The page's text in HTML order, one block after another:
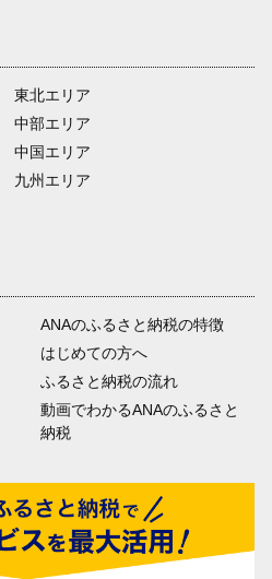
東北エリア
中部エリア
中国エリア
九州エリア
ANAのふるさと納税の特徴
はじめての方へ
ふるさと納税の流れ
動画でわかるANAのふるさと
納税